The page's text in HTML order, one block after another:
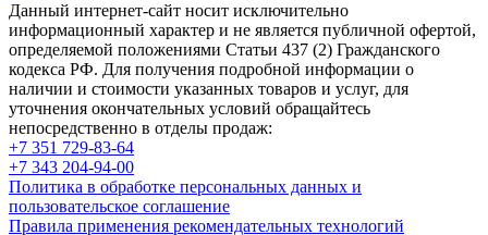
Данный интернет-сайт носит исключительно
информационный характер и не является публичной офертой,
определяемой положениями Статьи 437 (2) Гражданского
кодекса РФ. Для получения подробной информации о
наличии и стоимости указанных товаров и услуг, для
уточнения окончательных условий обращайтесь
непосредственно в отделы продаж:
+7 351 729-83-64
+7 343 204-94-00
Политика в обработке персональных данных и
пользовательское соглашение
Правила применения рекомендательных технологий